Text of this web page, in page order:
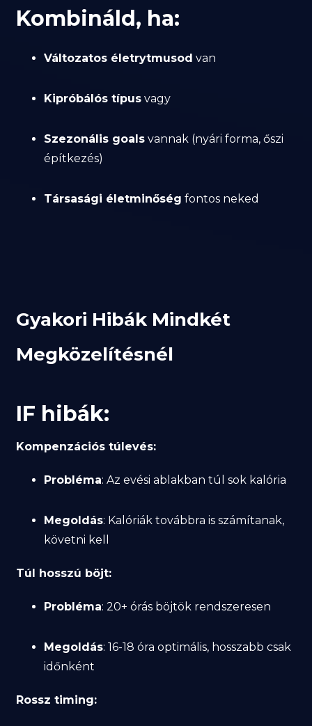
Kombináld, ha:
Változatos életrytmusod van
Kipróbálós típus vagy
Szezonális goals vannak (nyári forma, őszi
építkezés)
Társasági életminőség fontos neked
Gyakori Hibák Mindkét
Megközelítésnél
IF hibák:
Kompenzációs túlevés:
Probléma: Az evési ablakban túl sok kalória
Megoldás: Kalóriák továbbra is számítanak,
követni kell
Túl hosszú böjt:
Probléma: 20+ órás böjtök rendszeresen
Megoldás: 16-18 óra optimális, hosszabb csak
időnként
Rossz timing: